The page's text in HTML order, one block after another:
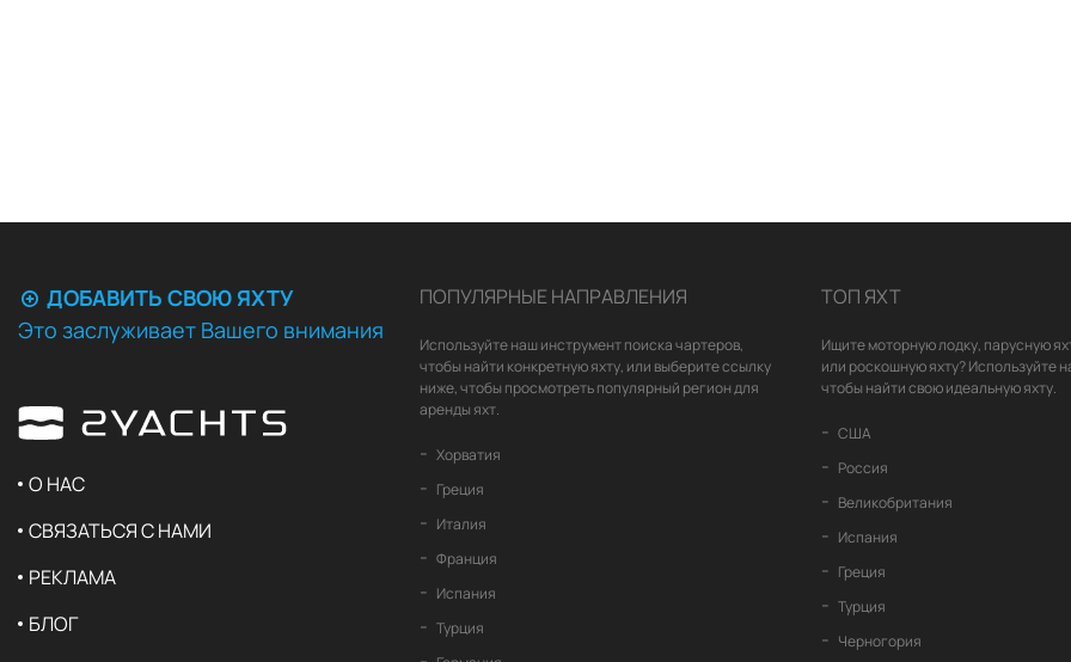
ДОБАВИТЬ СВОЮ ЯХТУ
Это заслуживает Вашего внимания
О НАС
СВЯЗАТЬСЯ С НАМИ
РЕКЛАМА
БЛОГ
ПОПУЛЯРНЫЕ НАПРАВЛЕНИЯ
Используйте наш инструмент поиска чартеров,
чтобы найти конкретную яхту, или выберите ссылку
ниже, чтобы просмотреть популярный регион для
аренды яхт.
Хорватия
Греция
Италия
Франция
Испания
Турция
ТОП ЯХТ
Ищите моторную лодку, парусную
или роскошную яхту? Используйте
чтобы найти свою идеальную яхту.
США
Россия
Великобритания
Испания
Греция
Турция
Черногория